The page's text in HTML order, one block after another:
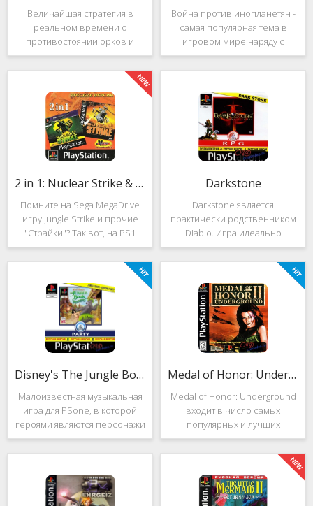
Величайшая стратегия в
реальном времени о
противостоянии орков и
людей. Warcraft 2: The Dark
Saga рассказывает
классическую историю, в
которой идёт битва за
королевство Азерот в мире
Средневековья с
Война против инопланетян -
самая популярная тема в
игровом мире наряду с
войнами против
террористов и зомби. Здесь
народы объединяются в
борьбе с врагом, Земля
рушится, но
2 in 1: Nuclear Strike & Soviet Strike
Помните на Sega MegaDrive
игру Jungle Strike и прочие
"Страйки"? Так вот, на PS1
данная серия продолжила
своё существование. Вышло
ещё 2 "Страйка", где мы всё
так же управляем вертолётом
и уничтожаем
Darkstone
Darkstone является
практически родственником
Diablo. Игра идеально
подойдёт для тех, кто ищет
альтернативу последнему.
Несмотря на то, что эти 2
игры создавались разными
людьми, Darkstone имеет
общие
Disney's The Jungle Book: Groove Party
Малоизвестная музыкальная
игра для PSone, в которой
героями являются персонажи
"Книги джунглей". Это не
платформер и не Action.
оригинален. Перед стартом
вы будете выбирать песню.
Medal of Honor: Underground
Medal of Honor: Underground
входит в число самых
популярных и лучших
шутеров от первого лица для
Sony Playstation. Эта игра
посвящена Второй мировой
войне. Вы будете играть за
девушку Менон. Являясь